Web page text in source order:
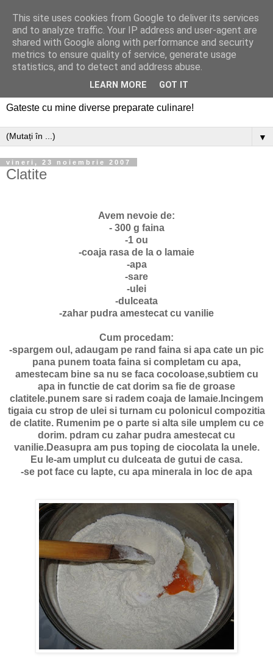
Gateste cu mine diverse preparate culinare!
▼
vineri, 23 noiembrie 2007
Clatite
Avem nevoie de:
- 300 g faina
-1 ou
-coaja rasa de la o lamaie
-apa
-sare
-ulei
-dulceata
-zahar pudra amestecat cu vanilie
Cum procedam:
-spargem oul, adaugam pe rand faina si apa cate un pic
pana punem toata faina si completam cu apa,
amestecam bine sa nu se faca cocoloase,subtiem cu
apa in functie de cat dorim sa fie de groase
clatitele.punem sare si radem coaja de lamaie.Incingem
tigaia cu strop de ulei si turnam cu polonicul compozitia
de clatite. Rumenim pe o parte si alta sile umplem cu ce
dorim. pdram cu zahar pudra amestecat cu
vanilie.Deasupra am pus toping de ciocolata la unele.
Eu le-am umplut cu dulceata de gutui de casa.
-se pot face cu lapte, cu apa minerala in loc de apa
This site uses cookies from Google to deliver its services
and to analyze traffic. Your IP address and user-agent are
shared with Google along with performance and security
metrics to ensure quality of service, generate usage
statistics, and to detect and address abuse.
LEARN MORE GOT IT